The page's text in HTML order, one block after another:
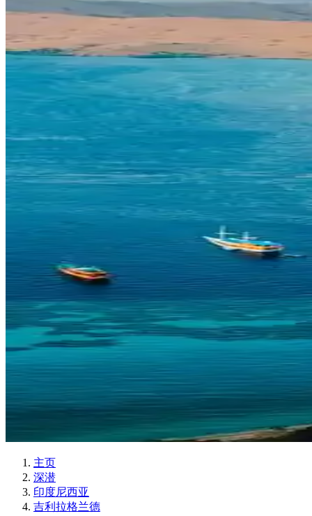
主页
深潜
印度尼西亚
吉利拉格兰德